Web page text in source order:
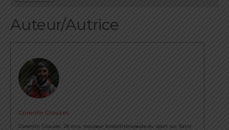
Auteur/Autrice
Corentin Crouzet
Corentin Crouzet, 26 ans, masseur kinésithérapeute du sport sur Saint